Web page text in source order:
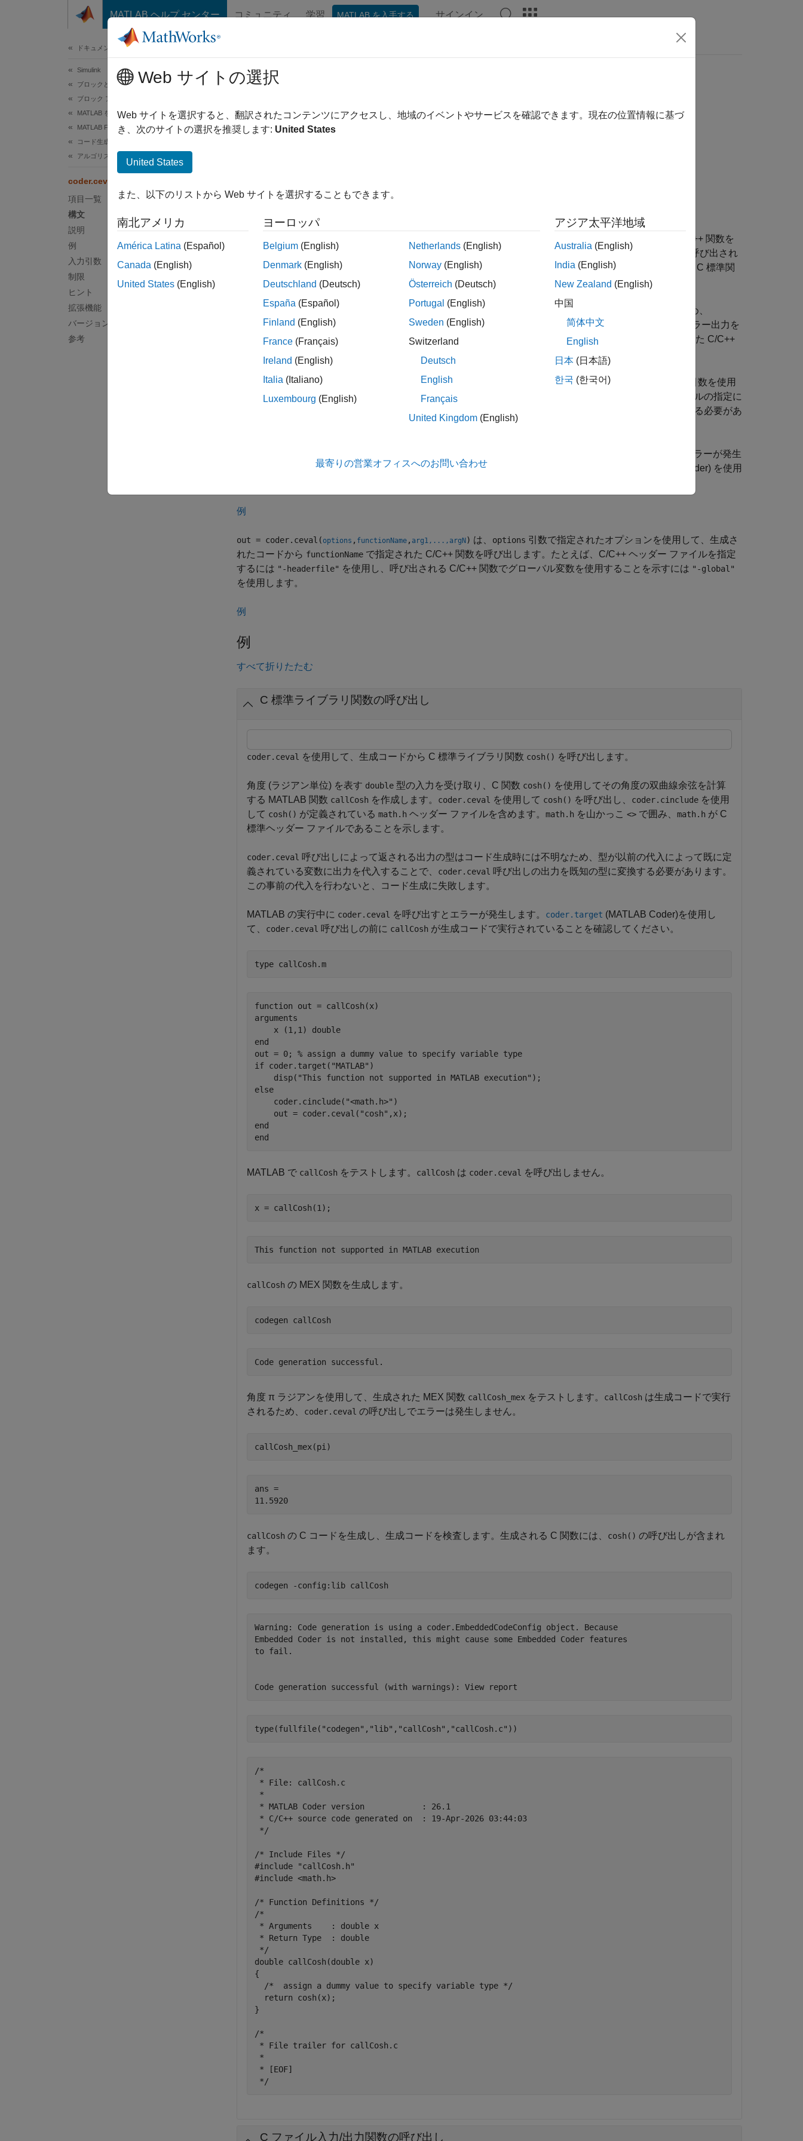
コンテンツへスキップ
MATLAB ヘルプ センター コミュニティ 学習 MATLAB を入手する サインイン
ドキュメンテーションのホーム
Simulink
ブロックとブロックセットの作成
ブロック アルゴリズムの作成
MATLAB を使用したブロックの作成
MATLAB Functions を使用したブロックの作成
コード生成のためのプログラミング
アルゴリズム設計の基礎
coder.ceval
項目一覧
構文
説明
例
入力引数
制限
ヒント
拡張機能
バージョン履歴
参考
coder.ceval
生成コードから C/C++ 関数を呼び出す
out = coder.ceval(options,functionName,arg1,...,argN)
で指定された C/C++ 関数を
呼び出します。関数呼び出し内の呼び出される C/C++ 関数に 1 つ以上の入力引数を渡すことができます。呼び出され
た C/C++ 関数は、単一のスカラー出力を返すことができます。たとえば、入力 myCharと出力
をもつ C 標準関
isalnumを呼び出すには、 isnum = coder.ceval("isalnum",myChar) を使用します。
C/C++ 関数によって返される出力の型は、コード生成時にコード ジェネレーターによって認識されないため、
coder.ceval呼び出しの前に、
の型を (ダミー値を代入するなどして) 指定する必要があります。非スカラー出力を
保持する変数は、coder.ref (MATLAB Coder)または (MATLAB Coder)を使用して、呼び出された C/C++
C/C++ 標準関数を呼び出すには、 coder.cinclude(MATLAB Coder) またはcoder.cevalの
引数を使用
してヘッダー ファイルを指定する必要があります。カスタム C/C++ 関数を呼び出すには、ヘッダー ファイルの指定に
を使用して外部ソース ファイルまたはライブラリも指定する必要があ
を呼び出すとエラーが発生
します。MATLAB 関数が MATLAB で実行されているかどうかを判断するには、
(MATLAB Coder) を使用
例
out = coder.ceval( options , functionName , arg1,...,argN ) は、 options 引数で指定されたオプションを使用して、生成さ
れたコードから functionName で指定された C/C++ 関数を呼び出します。たとえば、C/C++ ヘッダー ファイルを指定
するには "-headerfile" を使用し、呼び出される C/C++ 関数でグローバル変数を使用することを示すには "-global"
を使用します。
例
例
すべて折りたたむ
C 標準ライブラリ関数の呼び出し
coder.ceval を使用して、生成コードから C 標準ライブラリ関数 cosh() を呼び出します。
角度 (ラジアン単位) を表す double 型の入力を受け取り、C 関数 cosh() を使用してその角度の双曲線余弦を計算
する MATLAB 関数 callCosh を作成します。 coder.ceval を使用して cosh() を呼び出し、 coder.cinclude を使用
して cosh() が定義されている math.h ヘッダー ファイルを含めます。 math.h を山かっこ <> で囲み、 math.h が C
標準ヘッダー ファイルであることを示します。
coder.ceval 呼び出しによって返される出力の型はコード生成時には不明なため、型が以前の代入によって既に定
義されている変数に出力を代入することで、 coder.ceval 呼び出しの出力を既知の型に変換する必要があります。
この事前の代入を行わないと、コード生成に失敗します。
MATLAB の実行中に coder.ceval を呼び出すとエラーが発生します。 coder.target (MATLAB Coder)を使用し
て、 coder.ceval 呼び出しの前に callCosh が生成コードで実行されていることを確認してください。
type callCosh.m
function out = callCosh(x)
arguments
    x (1,1) double
end
out = 0; % assign a dummy value to specify variable type
if coder.target("MATLAB")
    disp("This function not supported in MATLAB execution");
else
    coder.cinclude("<math.h>")
    out = coder.ceval("cosh",x);
end
MATLAB で callCosh をテストします。 callCosh は coder.ceval を呼び出しません。
x = callCosh(1);
callCosh の MEX 関数を生成します。
codegen callCosh
角度 π ラジアンを使用して、生成された MEX 関数 callCosh_mex をテストします。 callCosh は生成コードで実行
されるため、 coder.ceval の呼び出しでエラーは発生しません。
callCosh_mex(pi)
ans =
callCosh の C コードを生成し、生成コードを検査します。生成される C 関数には、 cosh() の呼び出しが含まれ
ます。
codegen -config:lib callCosh
Warning: Code generation is using a coder.EmbeddedCodeConfig object. Because
Embedded Coder is not installed, this might cause some Embedded Coder features
to fail.
type(fullfile( "codegen" , "lib" , "callCosh" , "callCosh.c" ))
/*
* File: callCosh.c
*
* MATLAB Coder version            : 26.1
* C/C++ source code generated on  : 19-Apr-2026 03:44:03
*/
/* Include Files */
#include "callCosh.h"
#include <math.h>
/* Function Definitions */
/*
* Arguments    : double x
* Return Type  : double
*/
double callCosh(double x)
{
  /*  assign a dummy value to specify variable type */
  return cosh(x);
}
/*
* File trailer for callCosh.c
*
* [EOF]
C ファイル入力/出力関数の呼び出し
Web サイトの選択
Web サイトを選択すると、翻訳されたコンテンツにアクセスし、地域のイベントやサービスを確認できます。現在の位置情報に基づ
き、次のサイトの選択を推奨します: United States
United States
また、以下のリストから Web サイトを選択することもできます。
南北アメリカ
América Latina (Español)
Canada (English)
United States (English)
ヨーロッパ
Belgium (English)
Denmark (English)
Deutschland (Deutsch)
España (Español)
Finland (English)
France (Français)
Ireland (English)
Italia (Italiano)
Luxembourg (English)
Netherlands (English)
Norway (English)
Österreich (Deutsch)
Portugal (English)
Sweden (English)
Switzerland
Deutsch
English
Français
United Kingdom (English)
アジア太平洋地域
Australia (English)
India (English)
New Zealand (English)
中国
简体中文
English
日本 (日本語)
한국 (한국어)
最寄りの営業オフィスへのお問い合わせ